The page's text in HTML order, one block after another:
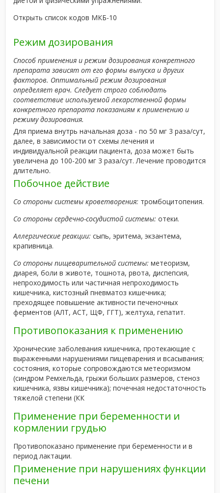
Открыть список кодов МКБ-10
Режим дозирования
Способ применения и режим дозирования конкретного
препарата зависят от его формы выпуска и других
факторов. Оптимальный режим дозирования
определяет врач. Следует строго соблюдать
соответствие используемой лекарственной формы
конкретного препарата показаниям к применению и
режиму дозирования.
Для приема внутрь начальная доза - по 50 мг 3 раза/сут,
далее, в зависимости от схемы лечения и
индивидуальной реакции пациента, доза может быть
увеличена до 100-200 мг 3 раза/сут. Лечение проводится
длительно.
Побочное действие
Со стороны системы кроветворения: тромбоцитопения.
Со стороны сердечно-сосудистой системы: отеки.
Аллергические реакции: сыпь, эритема, экзантема,
крапивница.
Со стороны пищеварительной системы: метеоризм,
диарея, боли в животе, тошнота, рвота, диспепсия,
непроходимость или частичная непроходимость
кишечника, кистозный пневматоз кишечника;
преходящее повышение активности печеночных
ферментов (АЛТ, АСТ, ЩФ, ГГТ), желтуха, гепатит.
Противопоказания к применению
Хронические заболевания кишечника, протекающие с
выраженными нарушениями пищеварения и всасывания;
состояния, которые сопровождаются метеоризмом
(синдром Ремхельда, грыжи больших размеров, стеноз
кишечника, язвы кишечника); почечная недостаточность
тяжелой степени (КК
Применение при беременности и
кормлении грудью
Противопоказано применение при беременности и в
период лактации.
Применение при нарушениях функции
печени